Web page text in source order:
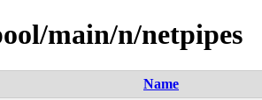
main/n/netpipes
Name